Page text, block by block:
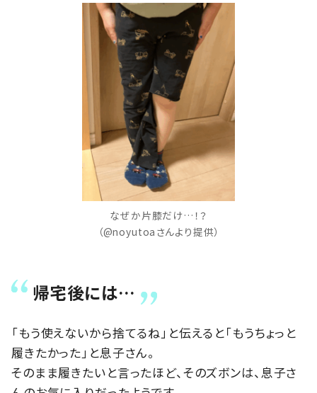
なぜか片膝だけ…！？
（@noyutoaさんより提供）
帰宅後には…
「もう使えないから捨てるね」と伝えると「もうちょっと
履きたかった」と息子さん。
そのまま履きたいと言ったほど、そのズボンは、息子さ